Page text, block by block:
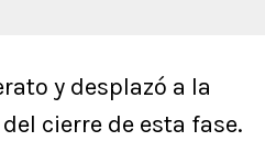
y desplazó a la
cierre de esta fase.